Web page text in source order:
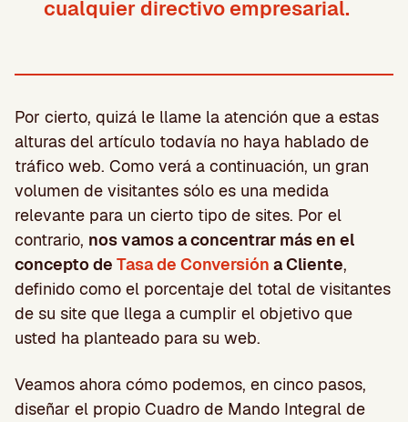
cualquier directivo empresarial.
Por cierto, quizá le llame la atención que a estas
alturas del artículo todavía no haya hablado de
tráfico web. Como verá a continuación, un gran
volumen de visitantes sólo es una medida
relevante para un cierto tipo de sites. Por el
contrario, nos vamos a concentrar más en el
concepto de Tasa de Conversión a Cliente,
definido como el porcentaje del total de visitantes
de su site que llega a cumplir el objetivo que
usted ha planteado para su web.
Veamos ahora cómo podemos, en cinco pasos,
diseñar el propio Cuadro de Mando Integral de